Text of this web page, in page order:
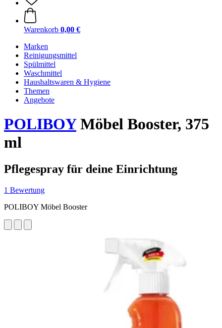
Warenkorb 0,00 €
Marken
Reinigungsmittel
Spülmittel
Waschmittel
Haushaltswaren & Hygiene
Themen
Angebote
POLIBOYMöbel Booster, 375
ml
Pflegespray für deine Einrichtung
1 Bewertung
POLIBOY Möbel Booster